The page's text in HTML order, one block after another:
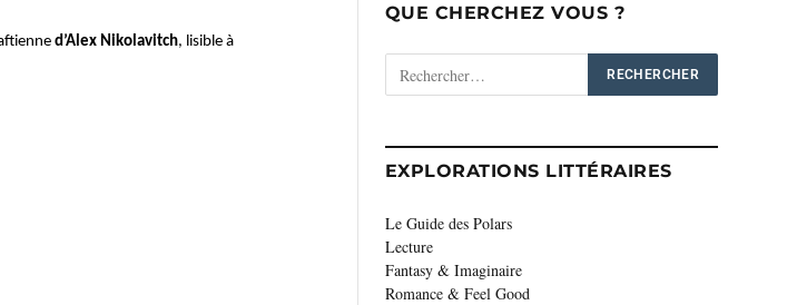
d’Alex Nikolavitch, lisible à
QUE CHERCHEZ VOUS ?
EXPLORATIONS LITTÉRAIRES
Le Guide des Polars
Lecture
Fantasy & Imaginaire
Romance & Feel Good